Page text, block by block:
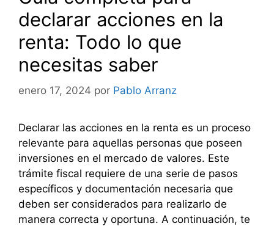
declarar acciones en la
renta: Todo lo que
necesitas saber
enero 17, 2024 por Pablo Arranz
Declarar las acciones en la renta es un proceso
relevante para aquellas personas que poseen
inversiones en el mercado de valores. Este
trámite fiscal requiere de una serie de pasos
específicos y documentación necesaria que
deben ser considerados para realizarlo de
manera correcta y oportuna. A continuación, te